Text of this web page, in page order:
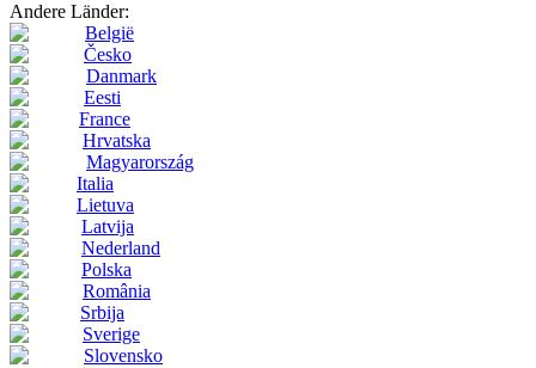
Andere Länder:
België
Česko
Danmark
Eesti
France
Hrvatska
Magyarország
Italia
Lietuva
Latvija
Nederland
Polska
România
Srbija
Sverige
Slovensko